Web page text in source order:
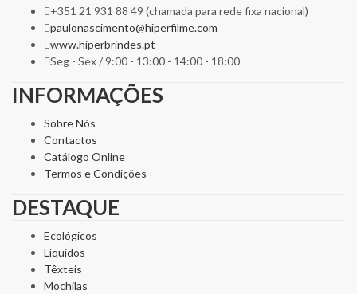
+351 21 931 88 49 (chamada para rede fixa nacional)
paulonascimento@hiperfilme.com
www.hiperbrindes.pt
Seg - Sex / 9:00 - 13:00 - 14:00 - 18:00
INFORMAÇÕES
Sobre Nós
Contactos
Catálogo Online
Termos e Condições
DESTAQUE
Ecológicos
Líquidos
Têxteis
Mochilas